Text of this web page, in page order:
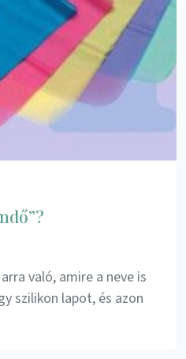
való, amire a neve is
szilikon lapot, és azon